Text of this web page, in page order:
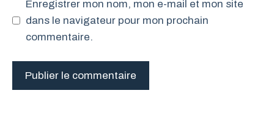
Enregistrer mon nom, mon e-mail et mon site
dans le navigateur pour mon prochain
commentaire.